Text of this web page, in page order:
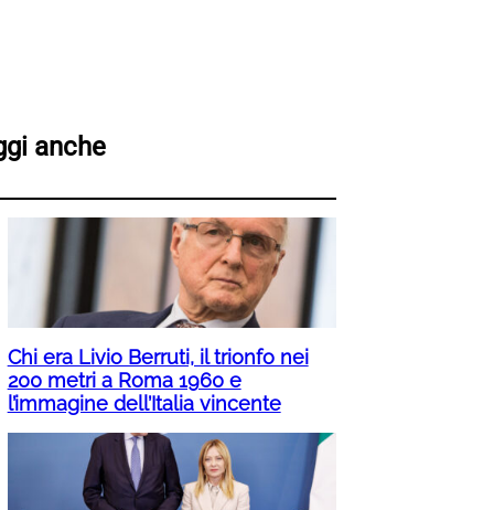
anche
Chi era Livio Berruti, il trionfo nei
200 metri a Roma 1960 e
l’immagine dell’Italia vincente